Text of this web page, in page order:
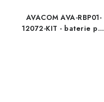
AVACOM AVA-RBP01-
12072-KIT - baterie pro